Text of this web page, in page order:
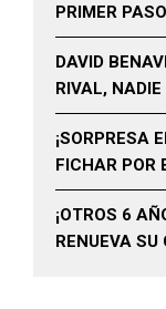
PRIMER
DAVID
RIVAL,
¡SORPRESA
FICHAR POR
¡OTROS 6
RENUEVA